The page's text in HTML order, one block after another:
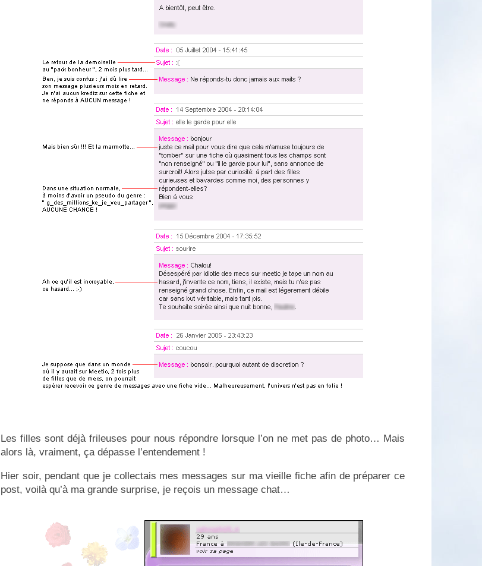
Les filles sont déjà frileuses pour nous répondre lorsque l’on ne met pas de photo… Mais
alors là, vraiment, ça dépasse l’entendement !
Hier soir, pendant que je collectais mes messages sur ma vieille fiche afin de préparer ce
post, voilà qu’à ma grande surprise, je reçois un message chat…